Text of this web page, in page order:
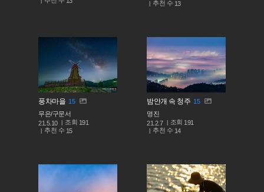
추천 수 13
풍차마을 15
무은/구문서
21.5.10
조회 191
추천 수 15
밤안개 속 청주 15
명진
21.2.7
조회 191
추천 수 14